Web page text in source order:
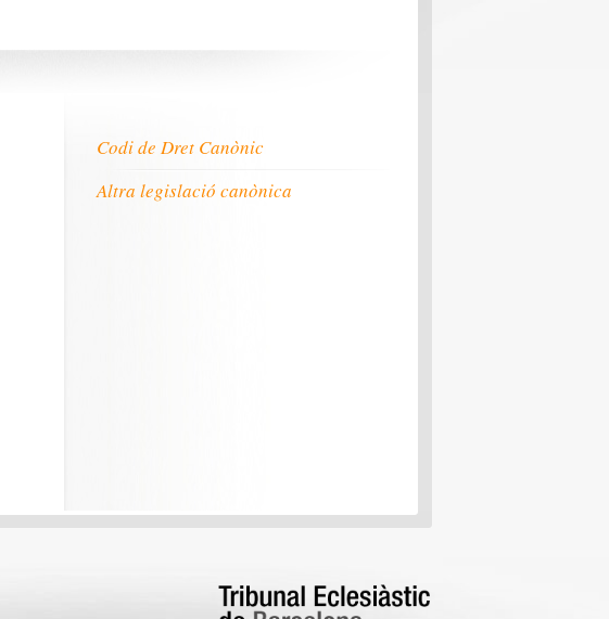
Codi de Dret Canònic
Altra legislació canònica